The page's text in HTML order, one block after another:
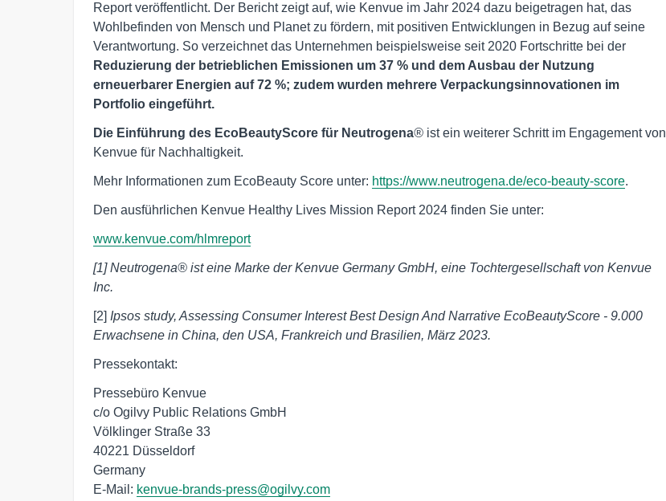
Report veröffentlicht. Der Bericht zeigt auf, wie Kenvue im Jahr 2024 dazu beigetragen hat, das
Wohlbefinden von Mensch und Planet zu fördern, mit positiven Entwicklungen in Bezug auf seine
Verantwortung. So verzeichnet das Unternehmen beispielsweise seit 2020 Fortschritte bei der
Reduzierung der betrieblichen Emissionen um 37 % und dem Ausbau der Nutzung
erneuerbarer Energien auf 72 %; zudem wurden mehrere Verpackungsinnovationen im
Portfolio eingeführt.
Die Einführung des EcoBeautyScore für Neutrogena® ist ein weiterer Schritt im Engagement von
Kenvue für Nachhaltigkeit.
Mehr Informationen zum EcoBeauty Score unter: https://www.neutrogena.de/eco-beauty-score.
Den ausführlichen Kenvue Healthy Lives Mission Report 2024 finden Sie unter:
www.kenvue.com/hlmreport
[1] Neutrogena® ist eine Marke der Kenvue Germany GmbH, eine Tochtergesellschaft von Kenvue
Inc.
[2] Ipsos study, Assessing Consumer Interest Best Design And Narrative EcoBeautyScore - 9.000
Erwachsene in China, den USA, Frankreich und Brasilien, März 2023.
Pressekontakt:
Pressebüro Kenvue
c/o Ogilvy Public Relations GmbH
Völklinger Straße 33
40221 Düsseldorf
Germany
E-Mail: kenvue-brands-press@ogilvy.com